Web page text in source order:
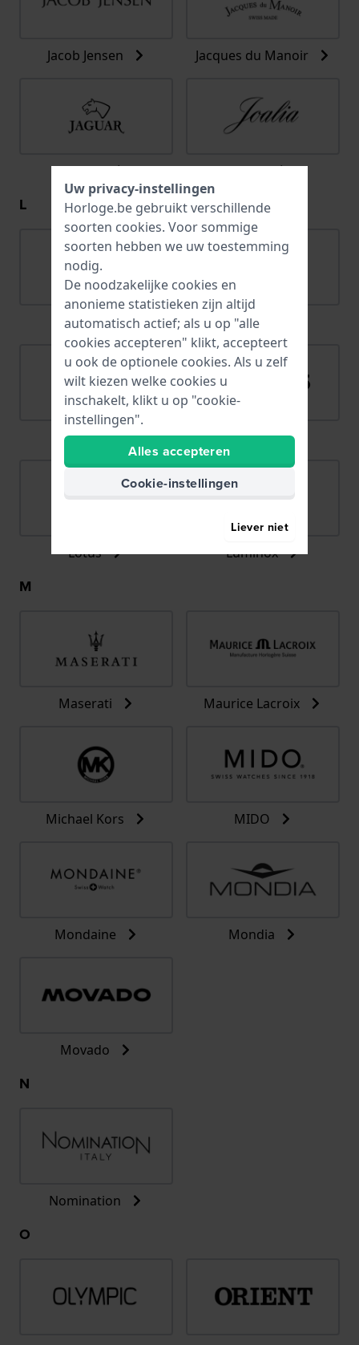
Jacob Jensen Jacques du Manoir
Jaguar Joalia
L
Lacoste Ligure
LIP Lorus
Lotus Luminox
M
Maserati Maurice Lacroix
Michael Kors MIDO
Mondaine Mondia
Movado
N
Nomination
O
Uw privacy-instellingen
Horloge.be gebruikt verschillende
soorten cookies. Voor sommige
soorten hebben we uw toestemming
nodig.
De noodzakelijke cookies en
anonieme statistieken zijn altijd
automatisch actief; als u op "alle
cookies accepteren" klikt, accepteert
u ook de optionele cookies. Als u zelf
wilt kiezen welke cookies u
inschakelt, klikt u op "cookie-
instellingen".
Alles accepteren
Cookie-instellingen
Liever niet